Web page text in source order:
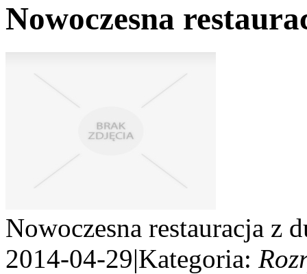
Nowoczesna
Nowoczesna restauracja z
2014-04-29|Kategoria: